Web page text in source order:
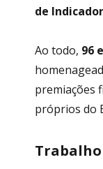
de
Ao todo, 96
premiações
próprios do